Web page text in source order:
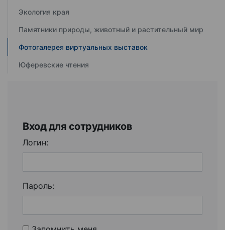
Экология края
Памятники природы, животный и растительный мир
Фотогалерея виртуальных выставок
Юферевские чтения
Вход для сотрудников
Логин:
Пароль: